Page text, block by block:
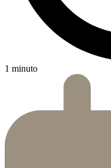
1 minuto